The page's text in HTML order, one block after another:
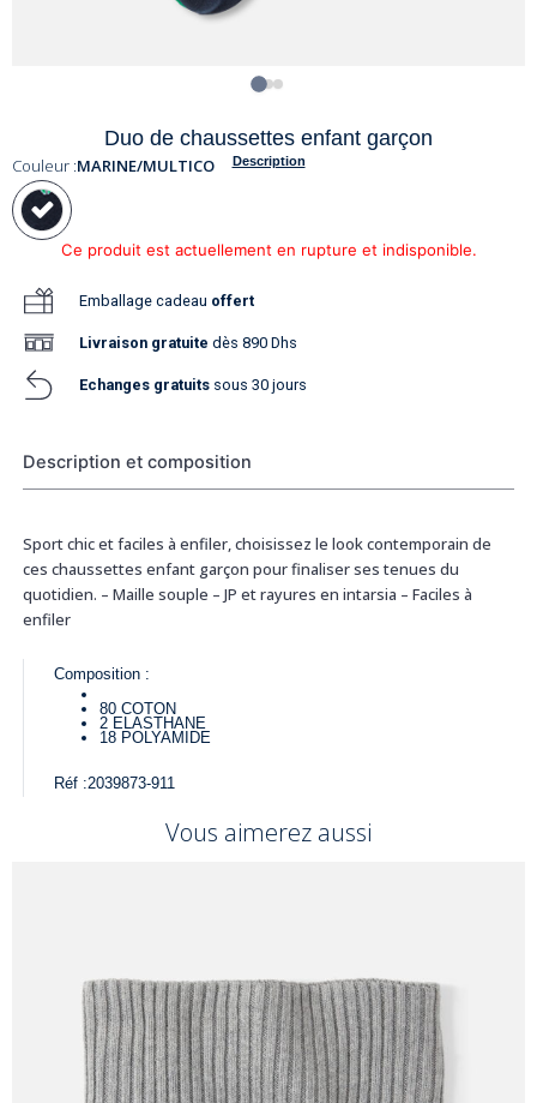
Duo de chaussettes enfant garçon
Description
Couleur :MARINE/MULTICO
Ce produit est actuellement en rupture et indisponible.
Emballage cadeau offert
Livraison gratuite dès 890 Dhs
Echanges gratuits sous 30 jours
Description et composition
Sport chic et faciles à enfiler, choisissez le look contemporain de
ces chaussettes enfant garçon pour finaliser ses tenues du
quotidien. – Maille souple – JP et rayures en intarsia – Faciles à
enfiler
Composition :
80 COTON
2 ELASTHANE
18 POLYAMIDE
Réf :2039873-911
Vous aimerez aussi